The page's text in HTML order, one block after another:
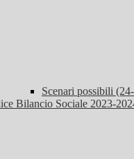
Scenari possibili
Bilancio Sociale 2023-